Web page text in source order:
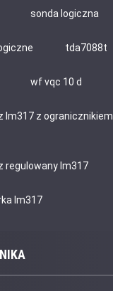
sonda logiczna
tda7088t
wf vqc 10 d
lm317 z ogranicznikiem
regulowany lm317
lm317